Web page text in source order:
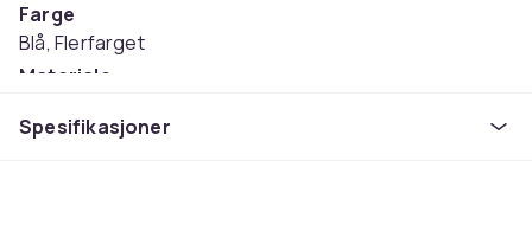
Farge
Blå, Flerfarget
Materiale
Artikkel nr.
Spesifikasjoner